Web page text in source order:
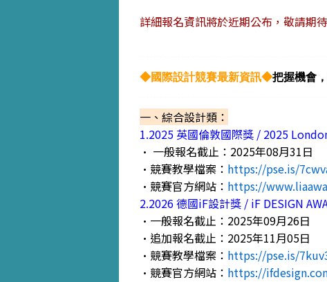
詳細報名資訊將於近期公布，敬請期
◆國際設計競賽最新資訊◆把握機會
一、綜合設計類：
1.2025 英國倫敦國際獎 / 2025
• 一般報名截止：2025年08月31日
•競賽教學檔案： https://pse.is/
•競賽官方網站： https://
2.2026 德國iF設計獎 / iF DESIGN
•一般報名截止：2025年09月26日
•追加報名截止：2025年11月05日
•競賽教學檔案： https://pse.is/
•競賽官方網站： https://